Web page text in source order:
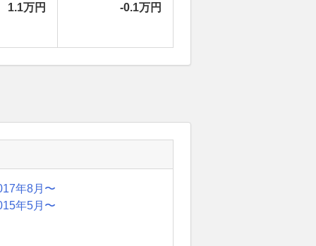
1.1万円
-0.1万円
年8月〜
年5月〜